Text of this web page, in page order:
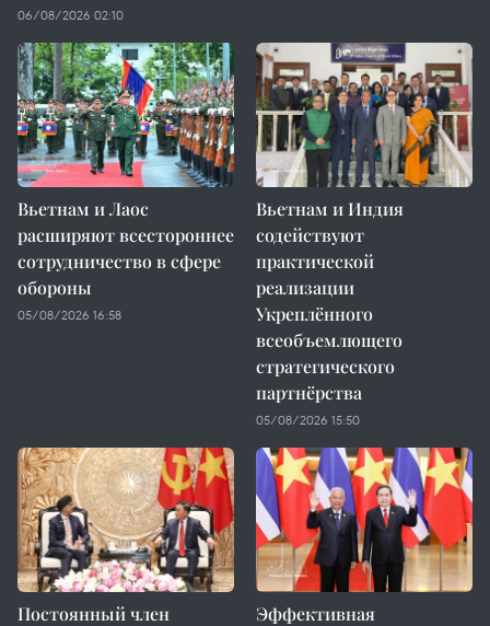
06/08/2026 02:10
Вьетнам и Лаос
расширяют всестороннее
сотрудничество в сфере
обороны
05/08/2026 16:58
Вьетнам и Индия
содействуют
практической
реализации
Укреплённого
всеобъемлющего
стратегического
партнёрства
05/08/2026 15:50
Постоянный член
Эффективная